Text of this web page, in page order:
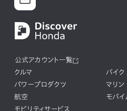
公式アカウント一覧
クルマ
バイク
パワープロダクツ
マリン
航空
モバイ
モビリティサービス